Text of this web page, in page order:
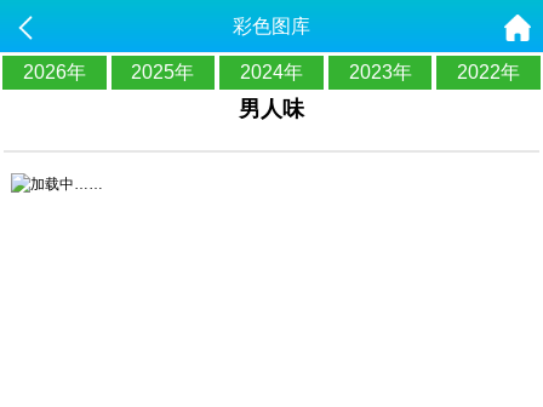
彩色图库
2026年 2025年 2024年 2023年 2022年
男人味